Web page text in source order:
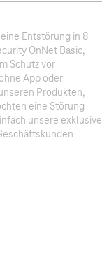
Entstörung in 8
OnNet Basic,
Schutz vor
App oder
Produkten,
eine Störung
unsere exklusive